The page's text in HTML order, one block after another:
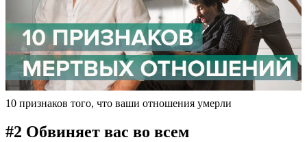
10 признаков того, что ваши отношения умерли
#2 Обвиняет вас во всем